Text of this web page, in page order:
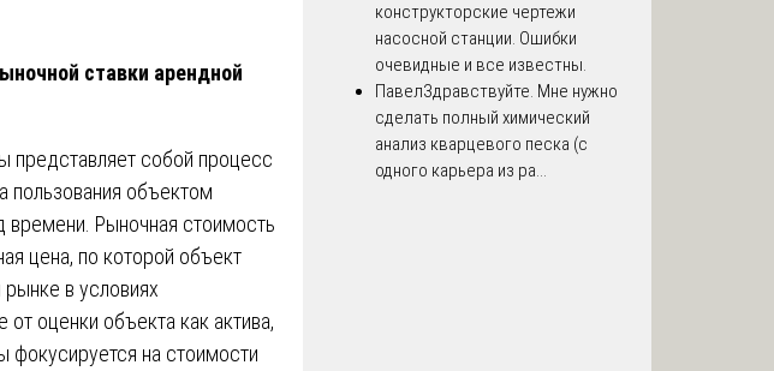
ставки арендной
представляет собой процесс
пользования объектом
Рыночная стоимость
цена, по которой объект
в условиях
оценки объекта как актива,
фокусируется на стоимости
конструкторские чертежи
насосной станции. Ошибки
очевидные и все известны.
ПавелЗдравствуйте. Мне нужно
сделать полный химический
анализ кварцевого песка (с
одного карьера из ра...